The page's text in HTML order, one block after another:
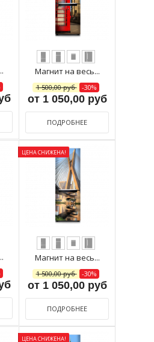
Магнит на весь...
1 500,00 руб -30%
от 1 050,00 руб
ПОДРОБНЕЕ
ЦЕНА СНИЖЕНА!
Магнит на весь...
1 500,00 руб -30%
от 1 050,00 руб
ПОДРОБНЕЕ
ЦЕНА СНИЖЕНА!